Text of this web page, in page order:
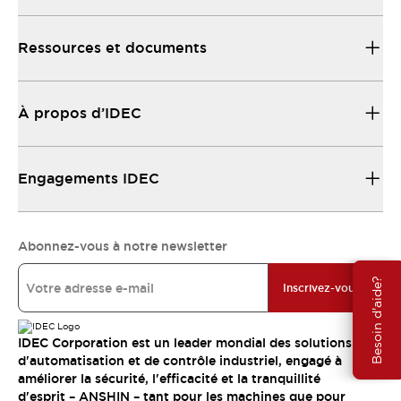
Besoin d'aide?
Ressources et documents
À propos d’IDEC
Engagements IDEC
Abonnez-vous à notre newsletter
Inscrivez-vous
IDEC Corporation est un leader mondial des solutions
d'automatisation et de contrôle industriel, engagé à
améliorer la sécurité, l'efficacité et la tranquillité
d'esprit – ANSHIN – tant pour les machines que pour